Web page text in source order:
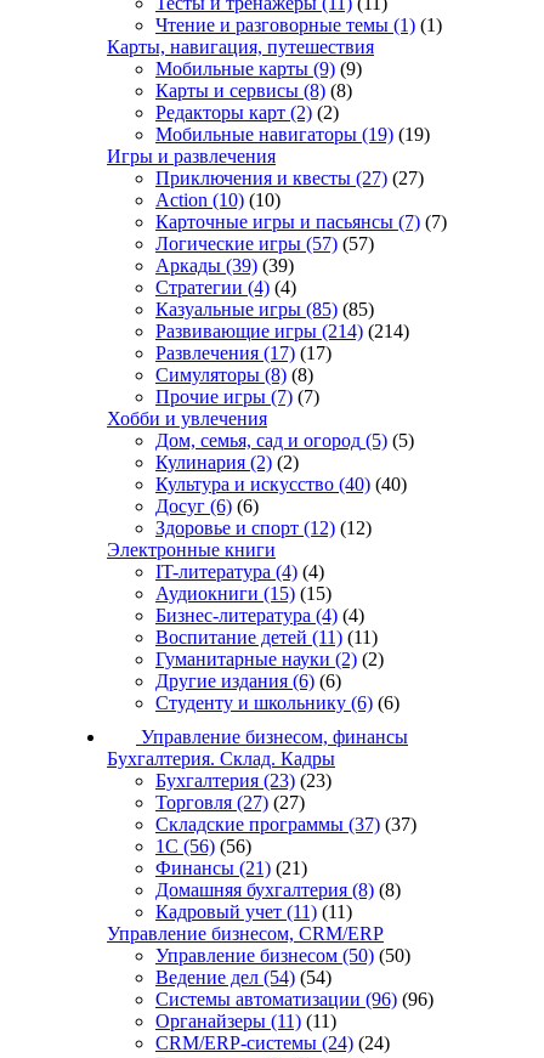
Чтение и разговорные темы (1) (1)
Карты, навигация, путешествия
Мобильные карты (9) (9)
Карты и сервисы (8) (8)
Редакторы карт (2) (2)
Мобильные навигаторы (19) (19)
Игры и развлечения
Приключения и квесты (27) (27)
Action (10) (10)
Карточные игры и пасьянсы (7) (7)
Логические игры (57) (57)
Аркады (39) (39)
Стратегии (4) (4)
Казуальные игры (85) (85)
Развивающие игры (214) (214)
Развлечения (17) (17)
Симуляторы (8) (8)
Прочие игры (7) (7)
Хобби и увлечения
Дом, семья, сад и огород (5) (5)
Кулинария (2) (2)
Культура и искусство (40) (40)
Досуг (6) (6)
Здоровье и спорт (12) (12)
Электронные книги
IT-литература (4) (4)
Аудиокниги (15) (15)
Бизнес-литература (4) (4)
Воспитание детей (11) (11)
Гуманитарные науки (2) (2)
Другие издания (6) (6)
Студенту и школьнику (6) (6)
Управление бизнесом, финансы
Бухгалтерия. Склад. Кадры
Бухгалтерия (23) (23)
Торговля (27) (27)
Складские программы (37) (37)
1С (56) (56)
Финансы (21) (21)
Домашняя бухгалтерия (8) (8)
Кадровый учет (11) (11)
Управление бизнесом, CRM/ERP
Управление бизнесом (50) (50)
Ведение дел (54) (54)
Системы автоматизации (96) (96)
Органайзеры (11) (11)
CRM/ERP-системы (24) (24)